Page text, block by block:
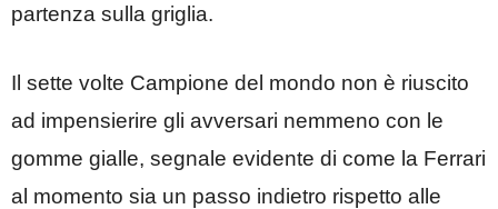
partenza sulla griglia.
Il sette volte Campione del mondo non è riuscito
ad impensierire gli avversari nemmeno con le
gomme gialle, segnale evidente di come la Ferrari
al momento sia un passo indietro rispetto alle